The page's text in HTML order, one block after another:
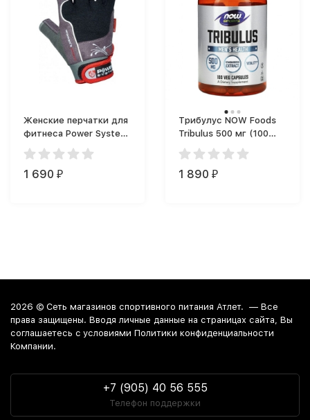
Женские перчатки для
фитнеса Power System
PS-2570 перчатки
женские серые
(Красно-серый)
1 690 ₽
Трибулус NOW Foods
Tribulus 500 мг (100
капс.)
1 890 ₽
2026 © Сеть магазинов спортивного питания Атлет. — Все
права защищены. Вводя личные данные на страницах сайта, Вы
соглашаетесь c условиями Политики конфиденциальности
Компании.
+7 (905) 40 56 555
Телефон поддержки